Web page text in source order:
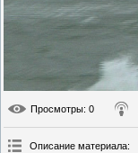
Просмотры: 0
Описание материала: